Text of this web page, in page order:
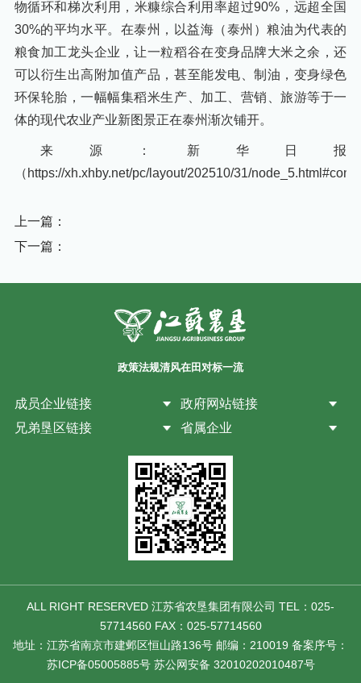
物循环和梯次利用，米糠综合利用率超过90%，远超全国
30%的平均水平。在泰州，以益海（泰州）粮油为代表的
粮食加工龙头企业，让一粒稻谷在变身品牌大米之余，还
可以衍生出高附加值产品，甚至能发电、制油，变身绿色
环保轮胎，一幅幅集稻米生产、加工、营销、旅游等于一
体的现代农业产业新图景正在泰州渐次铺开。
来源：新华日报
（https://xh.xhby.net/pc/layout/202510/31/
上一篇：
下一篇：
政策法规清风在田 对标一流
成员企业链接
政府网站链接
兄弟垦区链接
省属企业
ALL RIGHT RESERVED 江苏省农垦集团有限公司 TEL：025-
57714560 FAX：025-57714560
地址：江苏省南京市建邺区恒山路136号 邮编：210019 备案序号：
苏ICP备05005885号 苏公网安备 32010202010487号